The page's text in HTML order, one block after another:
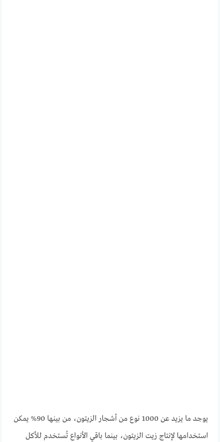
يوجد ما يزيد عن 1000 نوع من أشجار الزيتون، من بينها 90% يمكن
استخدامها لإنتاج زيت الزيتون، بينما باقي الأنواع تُستخدم للأكل